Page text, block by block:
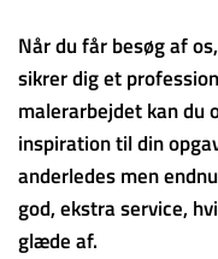
Når du får besøg af
sikrer dig et
malerarbejdet kan du
inspiration til din
anderledes men
god, ekstra service,
glæde af.